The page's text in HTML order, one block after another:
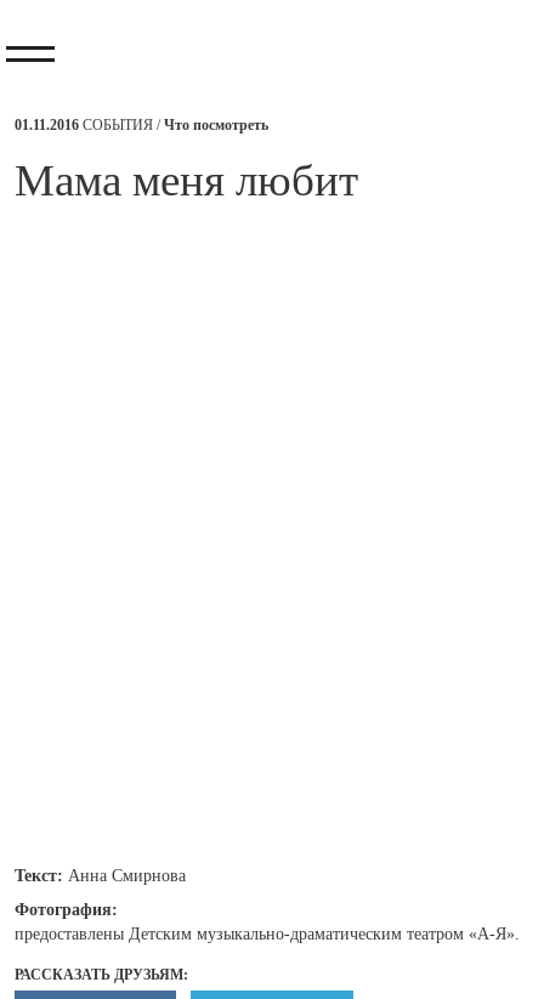
01.11.2016 СОБЫТИЯ /Что посмотреть
​Мама меня любит
Текст: Анна Смирнова
Фотография:
предоставлены Детским музыкально-драматическим театром «А-Я».
РАССКАЗАТЬ ДРУЗЬЯМ: